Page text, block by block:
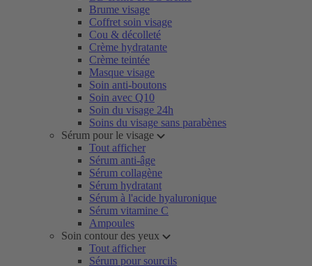
Brume visage
Coffret soin visage
Cou & décolleté
Crème hydratante
Crème teintée
Masque visage
Soin anti-boutons
Soin avec Q10
Soin du visage 24h
Soins du visage sans parabènes
Sérum pour le visage
Tout afficher
Sérum anti-âge
Sérum collagène
Sérum hydratant
Sérum à l'acide hyaluronique
Sérum vitamine C
Ampoules
Soin contour des yeux
Tout afficher
Sérum pour sourcils